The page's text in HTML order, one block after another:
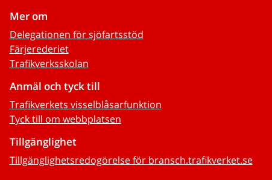
Mer om
Delegationen för sjöfartsstöd
Färjerederiet
Trafikverksskolan
Anmäl och tyck till
Trafikverkets visselblåsarfunktion
Tyck till om webbplatsen
Tillgänglighet
Tillgänglighetsredogörelse för bransch.trafikverket.se